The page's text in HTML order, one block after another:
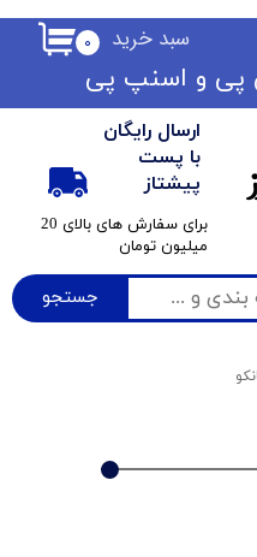
جستجو
ارسال رایگان
با پست
پیشتاز
​برای سفارش های بالای 20
میلیون تومان
۰ سبد خرید
پی ​​​​​​​و اسنپ پی